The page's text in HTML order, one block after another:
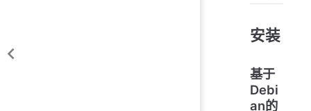
安装
基于
Debi
an的